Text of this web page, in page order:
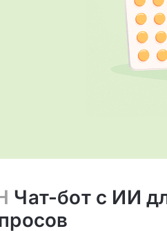
Чат-бот с ИИ